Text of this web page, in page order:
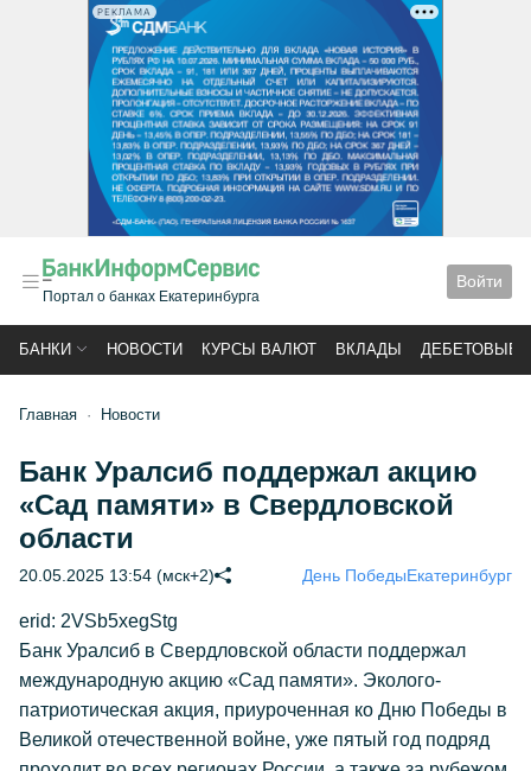
РЕКЛАМА
Портал о банках Екатеринбурга
Войти
БАНКИ НОВОСТИ КУРСЫ ВАЛЮТ ВКЛАДЫ ДЕБЕТОВЫЕ
Главная Новости
Банк Уралсиб поддержал акцию
«Сад памяти» в Свердловской
области
20.05.2025 13:54 (мск+2) День ПобедыЕкатеринбург
erid: 2VSb5xegStg
Банк Уралсиб в Свердловской области поддержал
международную акцию «Сад памяти». Эколого-
патриотическая акция, приуроченная ко Дню Победы в
Великой отечественной войне, уже пятый год подряд